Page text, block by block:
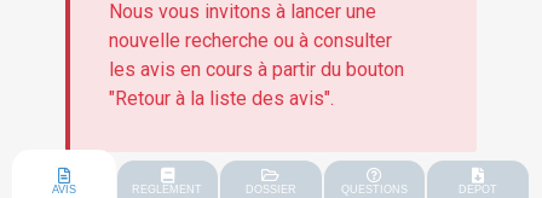
Nous vous invitons à lancer une
nouvelle recherche ou à consulter
les avis en cours à partir du bouton
"Retour à la liste des avis".
AVIS REGLEMENT DOSSIER QUESTIONS DEPOT